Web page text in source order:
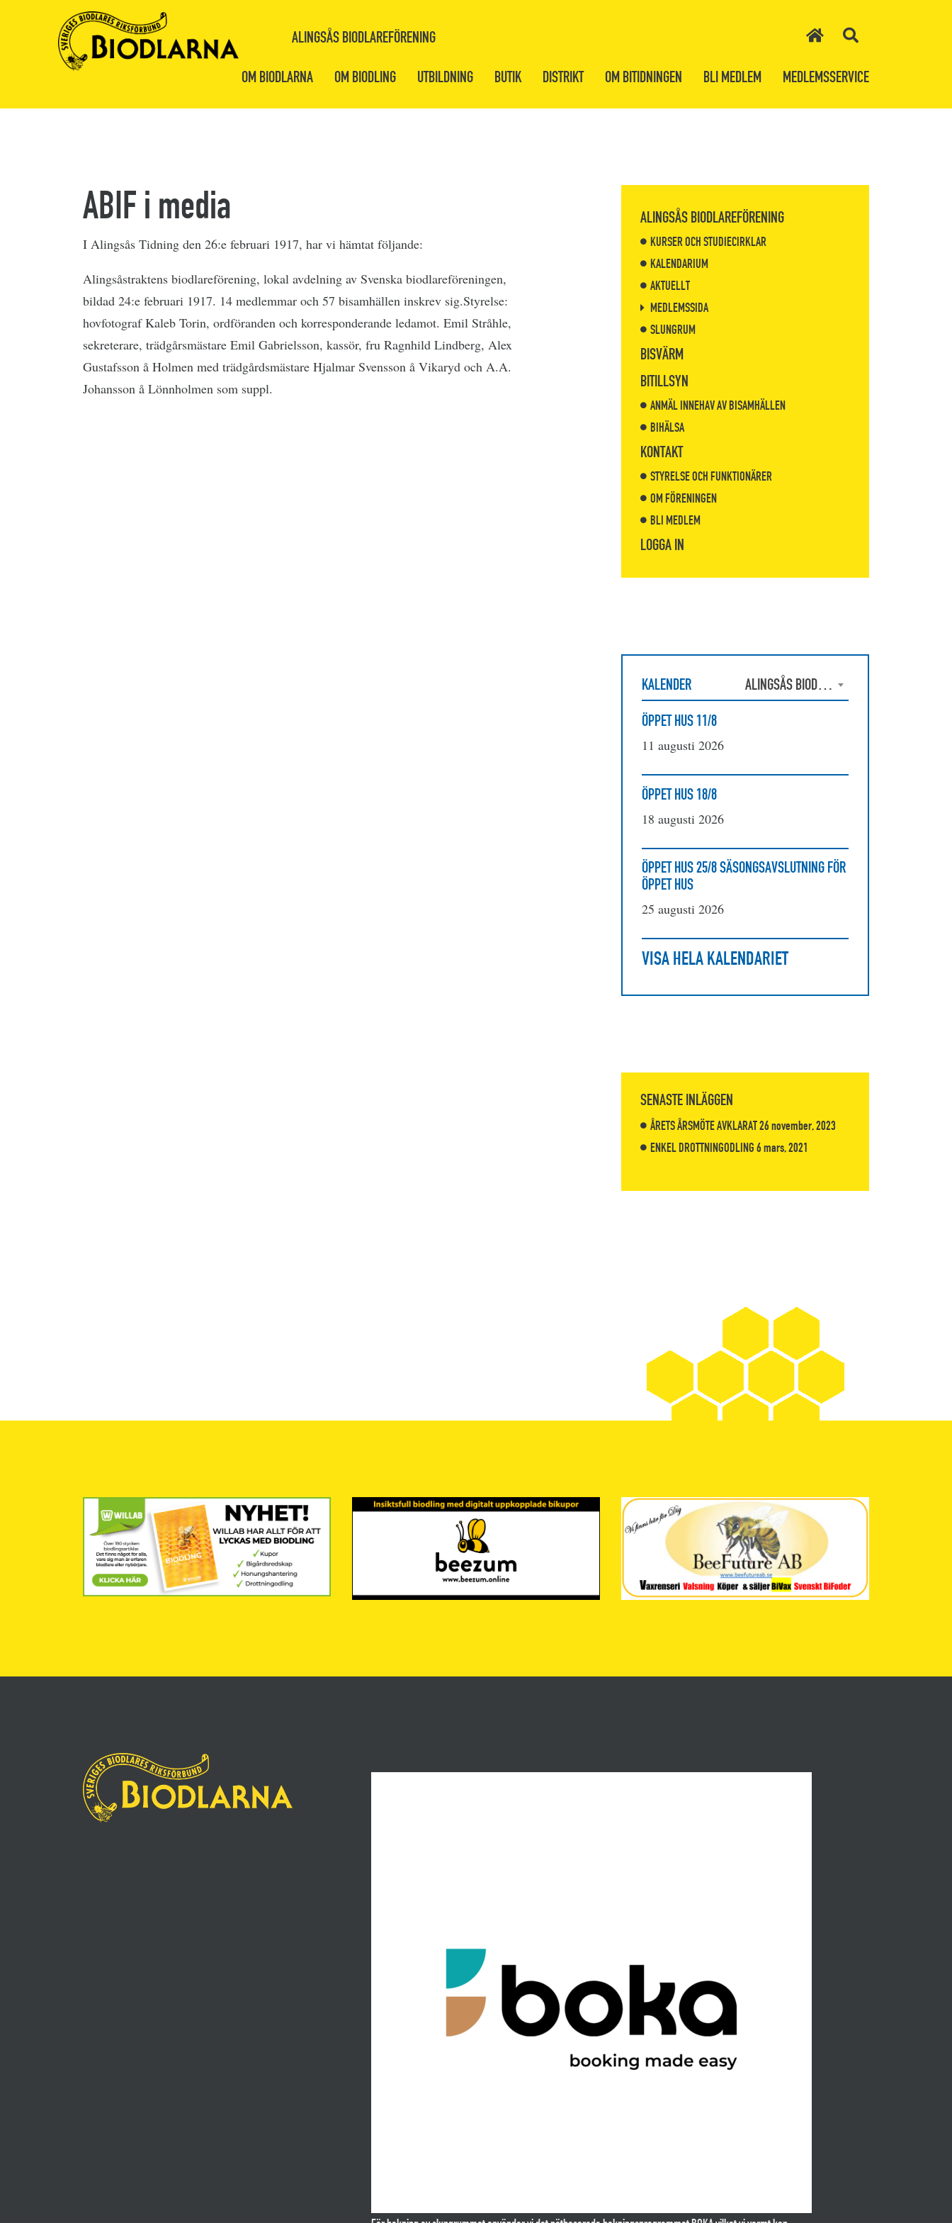
ALINGSÅS BIODLAREFÖRENING
OM BIODLARNA OM BIODLING UTBILDNING BUTIK DISTRIKT OM BITIDNINGEN BLI MEDLEM MEDLEMSSERVICE
ABIF i media
I Alingsås Tidning den 26:e februari 1917, har vi hämtat följande:
Alingsåstraktens biodlareförening, lokal avdelning av Svenska biodlareföreningen,
bildad 24:e februari 1917. 14 medlemmar och 57 bisamhällen inskrev sig.Styrelse:
hovfotograf Kaleb Torin, ordföranden och korresponderande ledamot. Emil Stråhle,
sekreterare, trädgårsmästare Emil Gabrielsson, kassör, fru Ragnhild Lindberg, Alex
Gustafsson å Holmen med trädgårdsmästare Hjalmar Svensson å Vikaryd och A.A.
Johansson å Lönnholmen som suppl.
ALINGSÅS BIODLAREFÖRENING
KURSER OCH STUDIECIRKLAR
KALENDARIUM
AKTUELLT
MEDLEMSSIDA
SLUNGRUM
BISVÄRM
BITILLSYN
ANMÄL INNEHAV AV BISAMHÄLLEN
BIHÄLSA
KONTAKT
STYRELSE OCH FUNKTIONÄRER
OM FÖRENINGEN
BLI MEDLEM
LOGGA IN
KALENDER
ALINGSÅS BIODLAREFÖRENING
ÖPPET HUS 11/8
11 augusti 2026
ÖPPET HUS 18/8
18 augusti 2026
ÖPPET HUS 25/8 SÄSONGSAVSLUTNING FÖR
ÖPPET HUS
25 augusti 2026
VISA HELA KALENDARIET
SENASTE INLÄGGEN
ÅRETS ÅRSMÖTE AVKLARAT26 november, 2023
ENKEL DROTTNINGODLING6 mars, 2021